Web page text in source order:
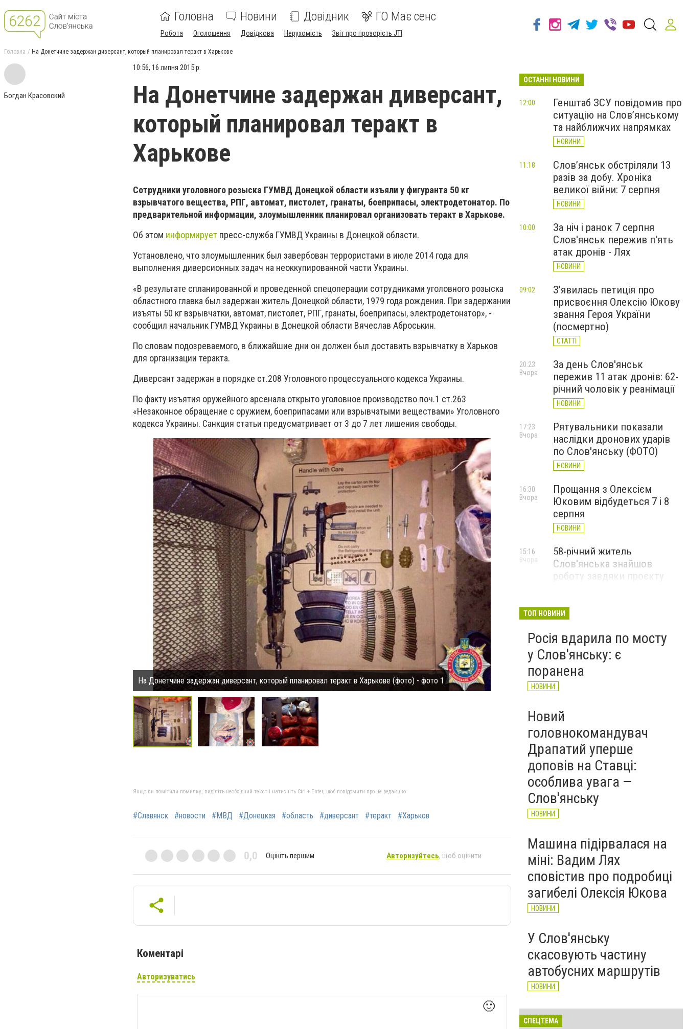
Головна Новини Довідник ГО Має сенс
Робота Оголошення Довідкова Нерухомість Звіт про прозорість JTI
Головна На Донетчине задержан диверсант, который планировал теракт в Харькове
Богдан Красовский
10:56, 16 липня 2015 р.
На Донетчине задержан диверсант,
который планировал теракт в
Харькове
Сотрудники уголовного розыска ГУМВД Донецкой области изъяли у фигуранта 50 кг
взрывчатого вещества, РПГ, автомат, пистолет, гранаты, боеприпасы, электродетонатор. По
предварительной информации, злоумышленник планировал организовать теракт в Харькове.
Об этом информирует пресс-служба ГУМВД Украины в Донецкой области.
Установлено, что злоумышленник был завербован террористами в июле 2014 года для
выполнения диверсионных задач на неоккупированной части Украины.
«В результате спланированной и проведенной спецоперации сотрудниками уголовного розыска
областного главка был задержан житель Донецкой области, 1979 года рождения. При задержании
изъяты 50 кг взрывчатки, автомат, пистолет, РПГ, гранаты, боеприпасы, электродетонатор», -
сообщил начальник ГУМВД Украины в Донецкой области Вячеслав Аброськин.
По словам подозреваемого, в ближайшие дни он должен был доставить взрывчатку в Харьков
для организации теракта.
Диверсант задержан в порядке ст.208 Уголовного процессуального кодекса Украины.
По факту изъятия оружейного арсенала открыто уголовное производство поч.1 ст.263
«Незаконное обращение с оружием, боеприпасами или взрывчатыми веществами» Уголовного
кодекса Украины. Санкция статьи предусматривает от 3 до 7 лет лишения свободы.
На Донетчине задержан диверсант, который планировал теракт в Харькове (фото) - фото 1 На Донетчине задержан диверсант, который
Якщо ви помітили помилку, виділіть необхідний текст і натисніть Ctrl + Enter, щоб повідомити про це редакцію
#Славянск #новости #МВД #Донецкая #область #диверсант #теракт #Харьков
0,0 Оцініть першим Авторизуйтесь, щоб оцінити
Коментарі
Авторизуватись
🙂
ОСТАННІ НОВИНИ
Генштаб ЗСУ повідомив про
ситуацію на Слов’янському
та найближчих напрямках
НОВИНИ
12:00
Слов’янськ обстріляли 13
разів за добу. Хроніка
великої війни: 7 серпня
НОВИНИ
11:18
За ніч і ранок 7 серпня
Слов'янськ пережив п'ять
атак дронів - Лях
НОВИНИ
10:00
З’явилась петиція про
присвоєння Олексію Юкову
звання Героя України
(посмертно)
СТАТТІ
09:02
За день Слов'янськ
пережив 11 атак дронів: 62-
річний чоловік у реанімації
НОВИНИ
20:23
Вчора
Рятувальники показали
наслідки дронових ударів
по Слов'янську (ФОТО)
НОВИНИ
17:23
Вчора
Прощання з Олексієм
Юковим відбудеться 7 і 8
серпня
НОВИНИ
16:30
Вчора
58-річний житель
Слов'янська знайшов
роботу завдяки проєкту
15:16
Вчора
ТОП НОВИНИ
Росія вдарила по мосту
у Слов'янську: є
поранена
НОВИНИ
Новий
головнокомандувач
Драпатий уперше
доповів на Ставці:
особлива увага —
Слов'янську
НОВИНИ
Машина підірвалася на
міні: Вадим Лях
сповістив про подробиці
загибелі Олексія Юкова
НОВИНИ
У Слов'янську
скасовують частину
автобусних маршрутів
НОВИНИ
СПЕЦТЕМА